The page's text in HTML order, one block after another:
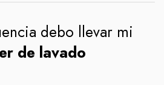
debo llevar mi
de lavado